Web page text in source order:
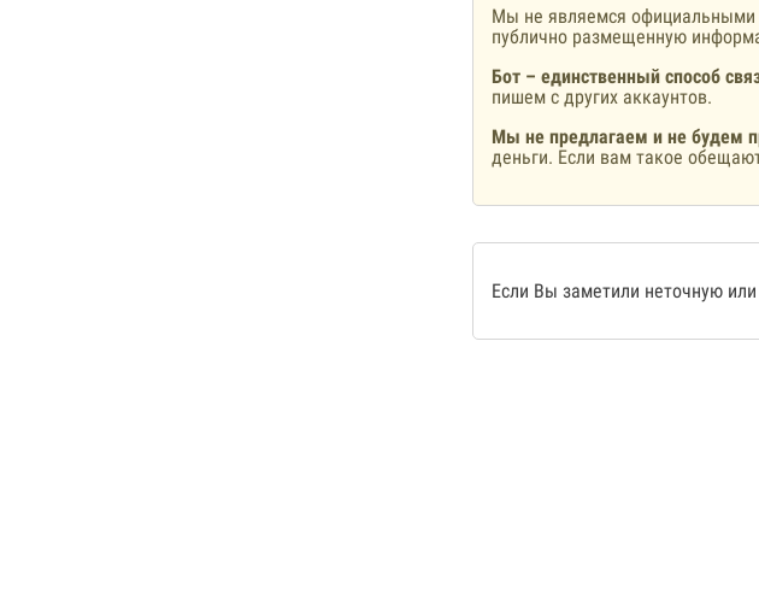
Мы не являемся официальными
публично размещенную
Бот – единственный способ
пишем с других аккаунтов.
Мы не предлагаем и не будем
деньги. Если вам такое
Если Вы заметили неточную